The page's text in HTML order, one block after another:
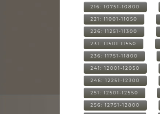
216: 10751-10800
221: 11001-11050
226: 11251-11300
231: 11501-11550
236: 11751-11800
241: 12001-12050
246: 12251-12300
251: 12501-12550
256: 12751-12800